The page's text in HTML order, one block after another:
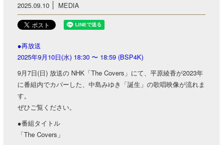
2025.09.10 MEDIA
●再放送
2025年9月10日(水) 18:30 〜 18:59 (BSP4K)
9月7日(日) 放送の NHK「The Covers」にて、平原綾香が2023年
に番組内でカバーした、中島みゆき「誕生」の歌唱映像が流れま
す。
ぜひご覧ください。
●番組タイトル
「The Covers」